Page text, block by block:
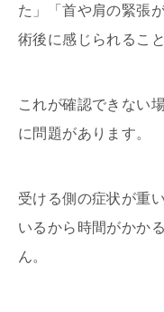
た」「首や肩の緊張
術後に感じられるこ
これが確認できない
に問題があります。
受ける側の症状が重
いるから時間がかか
ん。